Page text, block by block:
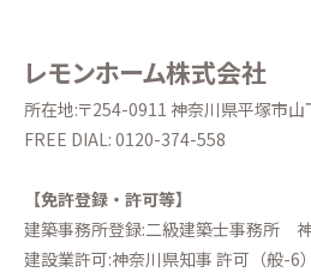
レモンホーム株式会社
所在地:〒254-0911 神奈川県平塚市
FREE DIAL: 0120-374-558
【免許登録・許可等】
建築事務所登録:二級建築士事務所
建設業許可:神奈川県知事 許可（般-6